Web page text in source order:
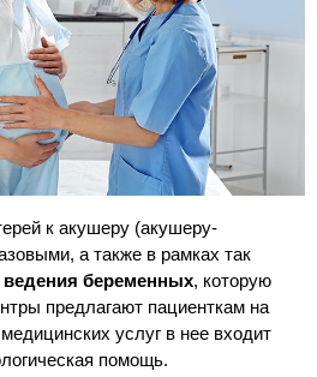
к акушеру (акушеру-
а также в рамках так
беременных, которую
предлагают пациенткам на
услуг в нее входит
помощь.